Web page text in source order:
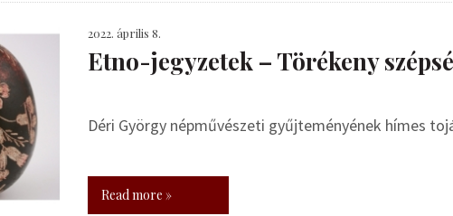
2022. április 8.
Etno-jegyzetek – Törékeny
Déri György népművészeti gyűjteményének hímes
Read more »